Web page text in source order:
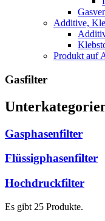
Additive,
Produkt auf
Gasfilter
Gasphasenfilter
Flüssigphasenfilter
Hochdruckfilter
Es gibt 25 Produkte.